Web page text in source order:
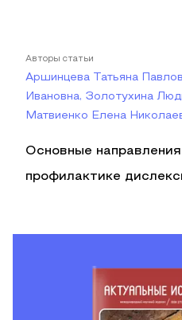
Авторы статьи
Аршинцева Татьяна
Ивановна, Золотухина
Матвиенко Елена
Основные
профилактике